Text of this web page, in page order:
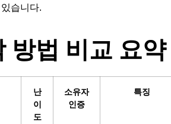
습니다.
방법 비교 요약
난
이
도
소유자
인증
특징